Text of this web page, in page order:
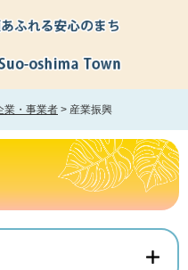
業・事業者 > 産業振興